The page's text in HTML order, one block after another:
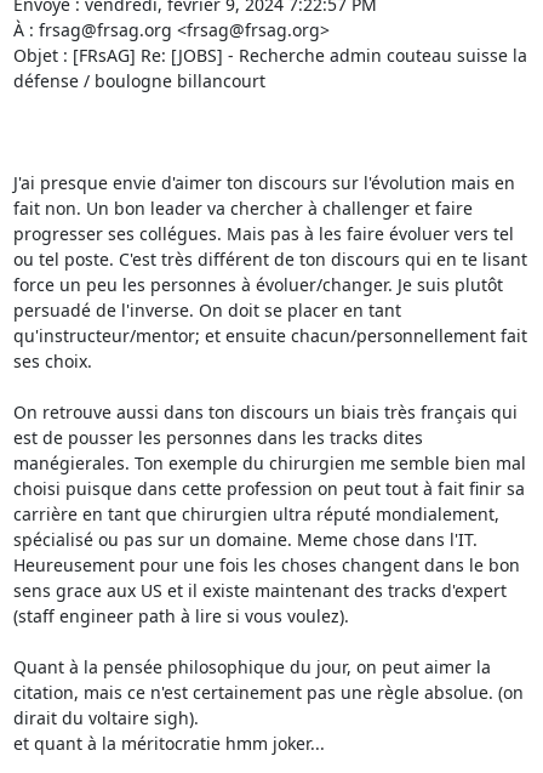
À : frsag@frsag.org <frsag@frsag.org>
Objet : [FRsAG] Re: [JOBS] - Recherche admin couteau suisse la
défense / boulogne billancourt
J'ai presque envie d'aimer ton discours sur l'évolution mais en
fait non. Un bon leader va chercher à challenger et faire
progresser ses collégues. Mais pas à les faire évoluer vers tel
ou tel poste. C'est très différent de ton discours qui en te lisant
force un peu les personnes à évoluer/changer. Je suis plutôt
persuadé de l'inverse. On doit se placer en tant
qu'instructeur/mentor; et ensuite chacun/personnellement fait
ses choix.
On retrouve aussi dans ton discours un biais très français qui
est de pousser les personnes dans les tracks dites
manégierales. Ton exemple du chirurgien me semble bien mal
choisi puisque dans cette profession on peut tout à fait finir sa
carrière en tant que chirurgien ultra réputé mondialement,
spécialisé ou pas sur un domaine. Meme chose dans l'IT.
Heureusement pour une fois les choses changent dans le bon
sens grace aux US et il existe maintenant des tracks d'expert
(staff engineer path à lire si vous voulez).
Quant à la pensée philosophique du jour, on peut aimer la
citation, mais ce n'est certainement pas une règle absolue. (on
dirait du voltaire sigh).
et quant à la méritocratie hmm joker...